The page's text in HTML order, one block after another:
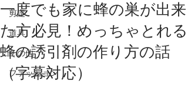
剪定
道具
その他
ファッション
一度でも家に蜂の巣が出来
た方必見！めっちゃとれる
蜂の誘引剤の作り方の話
（字幕対応）